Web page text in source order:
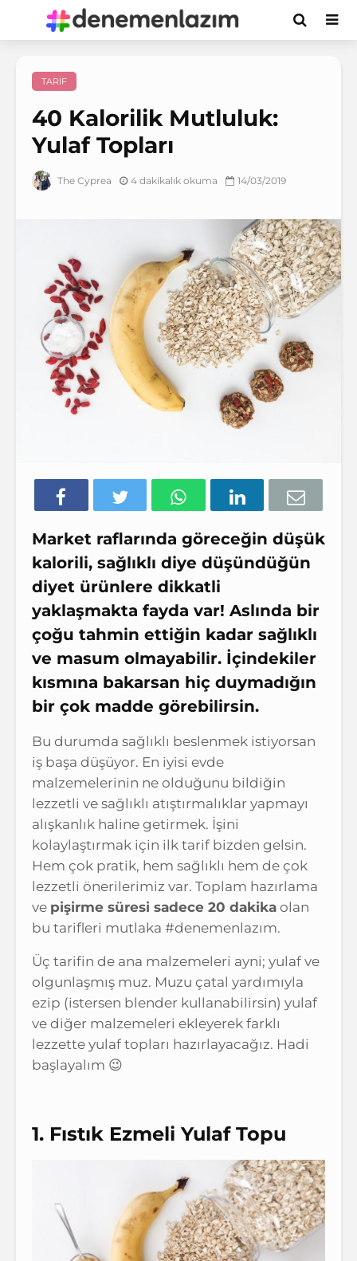
TARIF
40 Kalorilik Mutluluk:
Yulaf Topları
The Cyprea 4 dakikalık okuma 14/03/2019
Market raflarında göreceğin düşük
kalorili, sağlıklı diye düşündüğün
diyet ürünlere dikkatli
yaklaşmakta fayda var! Aslında bir
çoğu tahmin ettiğin kadar sağlıklı
ve masum olmayabilir. İçindekiler
kısmına bakarsan hiç duymadığın
bir çok madde görebilirsin.
Bu durumda sağlıklı beslenmek istiyorsan
iş başa düşüyor. En iyisi evde
malzemelerinin ne olduğunu bildiğin
lezzetli ve sağlıklı atıştırmalıklar yapmayı
alışkanlık haline getirmek. İşini
kolaylaştırmak için ilk tarif bizden gelsin.
Hem çok pratik, hem sağlıklı hem de çok
lezzetli önerilerimiz var. Toplam hazırlama
ve pişirme süresi sadece 20 dakika olan
bu tarifleri mutlaka #denemenlazım.
Üç tarifin de ana malzemeleri ayni; yulaf ve
olgunlaşmış muz. Muzu çatal yardımıyla
ezip (istersen blender kullanabilirsin) yulaf
ve diğer malzemeleri ekleyerek farklı
lezzette yulaf topları hazırlayacağız. Hadi
başlayalım 😉
1. Fıstık Ezmeli Yulaf Topu